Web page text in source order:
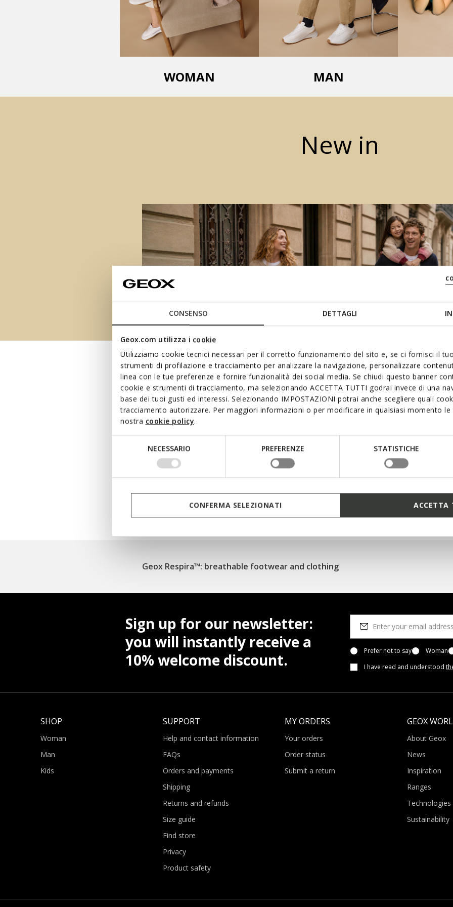
CONSENSO DETTAGLI
Geox.com utilizza i cookie
Utilizziamo cookie tecnici necessari per il corretto funzionamento del sito e, se ci fornisci il
strumenti di profilazione e tracciamento per analizzare la navigazione, personalizzare
linea con le tue preferenze e fornire funzionalità dei social media. Se chiudi questo banner
cookie e strumenti di tracciamento, ma selezionando ACCETTA TUTTI godrai invece di una
base dei tuoi gusti ed interessi. Selezionando IMPOSTAZIONI potrai anche scegliere quali
tracciamento autorizzare. Per maggiori informazioni o per modificare in qualsiasi momento
nostra cookie policy.
NECESSARIO PREFERENZE STATISTICHE
CONFERMA SELEZIONATI ACCETTA
WOMAN MAN
New in
Get ready for the upcoming season in style and fall in love with
NEW IN FOR WOMEN NEW IN FOR MEN
Geox Respira™: breathable footwear and clothing
Sign up for our newsletter:
you will instantly receive a
10% welcome discount.
Prefer not to say
Woman
I have read and understood
SHOP
Woman
Man
Kids
SUPPORT
Help and contact information
FAQs
Orders and payments
Shipping
Returns and refunds
Size guide
Find store
Privacy
Product safety
MY ORDERS
Your orders
Order status
Submit a return
GEOX
About Geox
News
Inspiration
Ranges
Technologies
Sustainability